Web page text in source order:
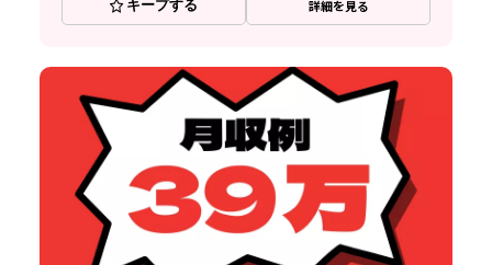
キープする 詳細を見る